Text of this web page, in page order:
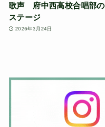
歌声 府中西高校合唱部の
ステージ
2026年3月24日